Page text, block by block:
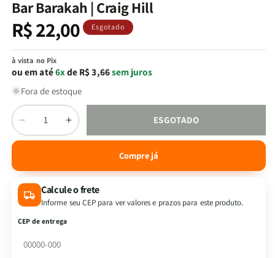
janela
Bar Barakah | Craig Hill
Preço
normal
R$ 22,00 Esgotado
à vista no Pix
ou em até6xde R$ 3,66sem juros
Fora de estoque
Quantidade
Diminuir
a
Bar
Barakah
|
Craig
Aumentar
a
quantidade
Bar
Barakah
|
ESGOTADO
Compre já
Calcule o frete
Informe seu CEP para ver valores e prazos para este produto.
CEP de entrega